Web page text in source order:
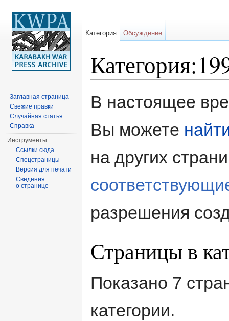
В настоящее
Вы можете
на других
разрешения
Страницы в
Показано 7
категории.
Категория Обсуждение
Заглавная страница
Свежие правки
Случайная статья
Справка
Инструменты
Ссылки сюда
Спецстраницы
Версия для печати
Сведения
о странице